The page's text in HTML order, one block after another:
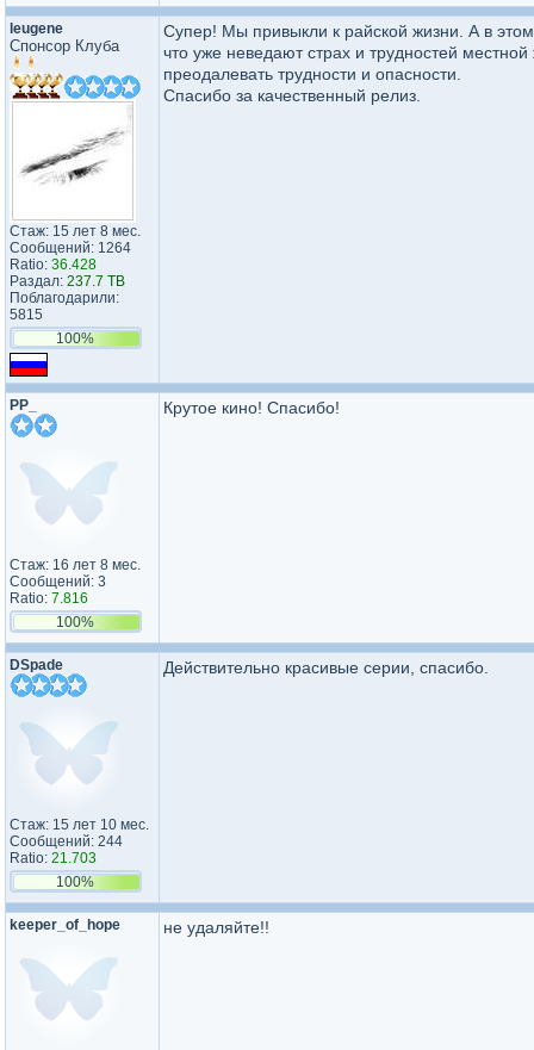
leugene
Спонсор Клуба
Стаж: 15 лет 8 мес.
Сообщений: 1264
Ratio: 36.428
Раздал: 237.7 TB
Поблагодарили:
5815
100%
Супер! Мы привыкли к райской жизни. А в
что уже неведают страх и трудностей
преодалевать трудности и опасности.
Спасибо за качественный релиз.
PP_
Стаж: 16 лет 8 мес.
Сообщений: 3
Ratio: 7.816
100%
Крутое кино! Спасибо!
DSpade
Стаж: 15 лет 10 мес.
Сообщений: 244
Ratio: 21.703
100%
Действительно красивые серии, спасибо.
keeper_of_hope не удаляйте!!